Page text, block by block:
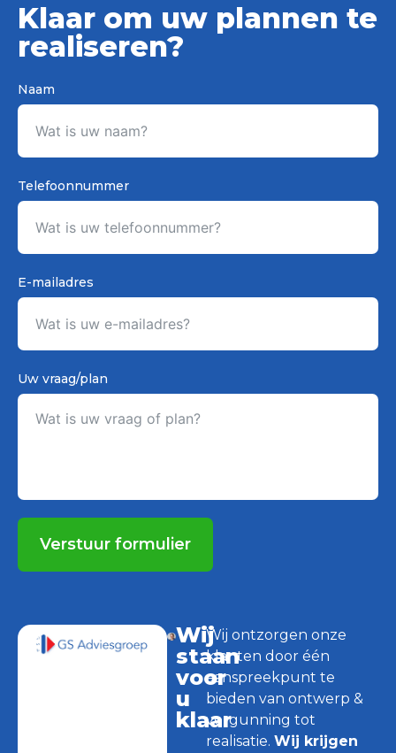
Klaar om uw plannen te
realiseren?
Naam
Telefoonnummer
E-mailadres
Uw vraag/plan
Verstuur formulier
Wij
staan
voor
u
klaar
Wij ontzorgen onze
klanten door één
aanspreekpunt te
bieden van ontwerp &
vergunning tot
realisatie.Wij krijgen